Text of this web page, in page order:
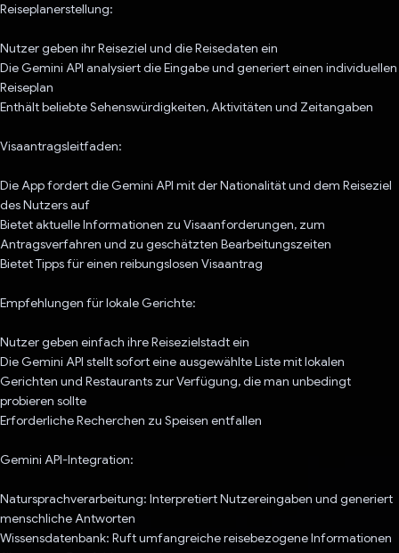
Reiseplanerstellung:
Nutzer geben ihr Reiseziel und die Reisedaten ein
Die Gemini API analysiert die Eingabe und generiert einen individuellen
Reiseplan
Enthält beliebte Sehenswürdigkeiten, Aktivitäten und Zeitangaben
Visaantragsleitfaden:
Die App fordert die Gemini API mit der Nationalität und dem Reiseziel
des Nutzers auf
Bietet aktuelle Informationen zu Visaanforderungen, zum
Antragsverfahren und zu geschätzten Bearbeitungszeiten
Bietet Tipps für einen reibungslosen Visaantrag
Empfehlungen für lokale Gerichte:
Nutzer geben einfach ihre Reisezielstadt ein
Die Gemini API stellt sofort eine ausgewählte Liste mit lokalen
Gerichten und Restaurants zur Verfügung, die man unbedingt
probieren sollte
Erforderliche Recherchen zu Speisen entfallen
Gemini API-Integration:
Natursprachverarbeitung: Interpretiert Nutzereingaben und generiert
menschliche Antworten
Wissensdatenbank: Ruft umfangreiche reisebezogene Informationen